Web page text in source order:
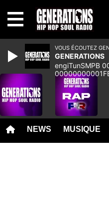
NEWS MUSIQUE
VOUS ÉCOUTEZ
GENERATIONS
engiTunSMPB
00000000